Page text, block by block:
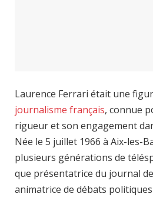
Laurence Ferrari était une
journalisme français, connue
rigueur et son engagement
Née le 5 juillet 1966 à Aix-les-
plusieurs générations de
que présentatrice du journal
animatrice de débats